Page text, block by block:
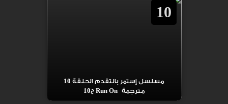
10
مسلسل إستمر بالتقدم الحلقة 10
مترجمة Run On ح10